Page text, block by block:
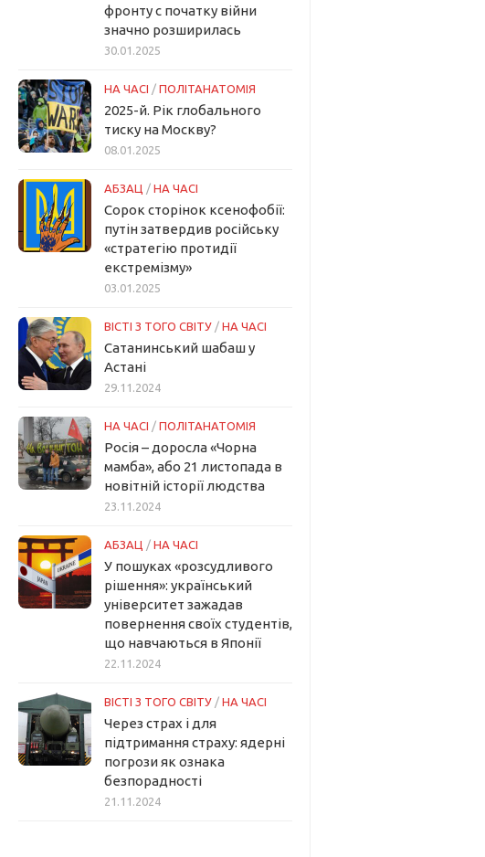
фронту с початку війни
значно розширилась
30.01.2025
НА ЧАСІ / ПОЛІТАНАТОМІЯ
2025-й. Рік глобального
тиску на Москву?
08.01.2025
АБЗАЦ / НА ЧАСІ
Сорок сторінок ксенофобії:
путін затвердив російську
«стратегію протидії
екстремізму»
03.01.2025
ВІСТІ З ТОГО СВІТУ / НА ЧАСІ
Сатанинський шабаш у
Астані
29.11.2024
НА ЧАСІ / ПОЛІТАНАТОМІЯ
Росія – доросла «Чорна
мамба», або 21 листопада в
новітній історії людства
23.11.2024
АБЗАЦ / НА ЧАСІ
У пошуках «розсудливого
рішення»: український
університет зажадав
повернення своїх студентів,
що навчаються в Японії
22.11.2024
ВІСТІ З ТОГО СВІТУ / НА ЧАСІ
Через страх і для
підтримання страху: ядерні
погрози як ознака
безпорадності
21.11.2024